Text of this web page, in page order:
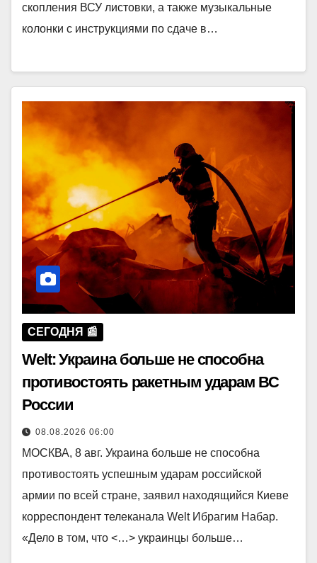
скопления ВСУ листовки, а также музыкальные
колонки с инструкциями по сдаче в…
СЕГОДНЯ 📰
Welt: Украина больше не способна
противостоять ракетным ударам ВС
России
08.08.2026 06:00
МОСКВА, 8 авг. Украина больше не способна
противостоять успешным ударам российской
армии по всей стране, заявил находящийся Киеве
корреспондент телеканала Welt Ибрагим Набар.
«Дело в том, что <…> украинцы больше…